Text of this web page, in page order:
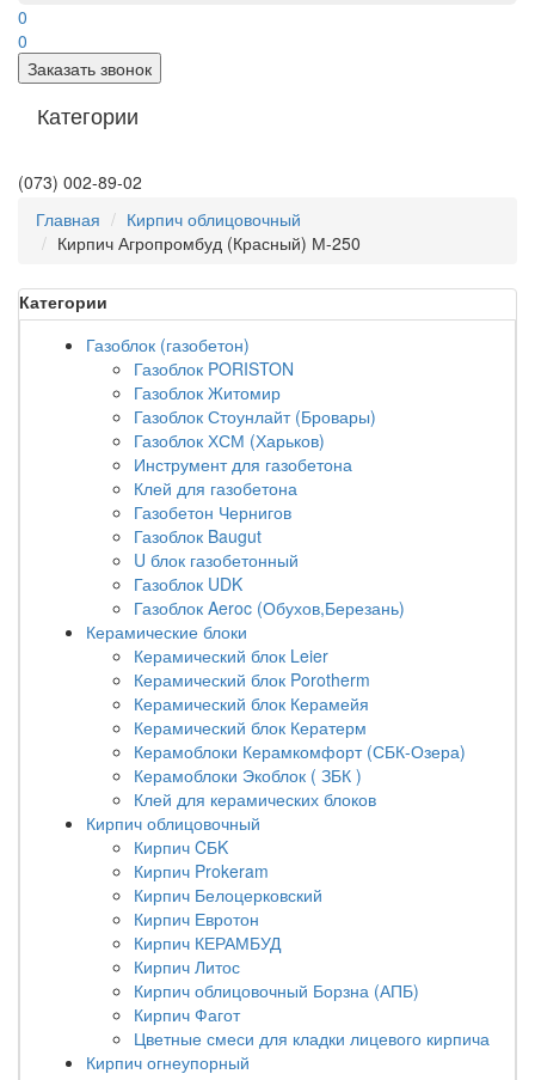
0
0
Заказать звонок
Категории
(073) 002-89-02
Главная
Кирпич облицовочный
Кирпич Агропромбуд (Красный) М-250
Категории
Газоблок (газобетон)
Газоблок PORISTON
Газоблок Житомир
Газоблок Стоунлайт (Бровары)
Газоблок ХСМ (Харьков)
Инструмент для газобетона
Клей для газобетона
Газобетон Чернигов
Газоблок Baugut
U блок газобетонный
Газоблок UDK
Газоблок Aeroc (Обухов,Березань)
Керамические блоки
Керамический блок Leier
Керамический блок Porotherm
Керамический блок Керамейя
Керамический блок Кератерм
Керамоблоки Керамкомфорт (СБК-Озера)
Керамоблоки Экоблок ( ЗБК )
Клей для керамических блоков
Кирпич облицовочный
Кирпич CБK
Кирпич Prokeram
Кирпич Белоцерковский
Кирпич Евротон
Кирпич КЕРАМБУД
Кирпич Литос
Кирпич облицовочный Борзна (АПБ)
Кирпич Фагот
Цветные смеси для кладки лицевого кирпича
Кирпич огнеупорный